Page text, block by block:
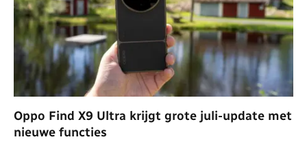
Oppo Find X9 Ultra krijgt grote juli-update met
nieuwe functies